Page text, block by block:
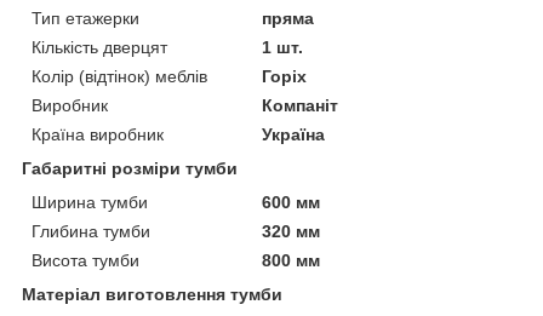
Тип етажерки
пряма
Кількість дверцят
1 шт.
Колір (відтінок) меблів
Горіх
Виробник
Компаніт
Країна виробник
Україна
Габаритні розміри тумби
Ширина тумби
600 мм
Глибина тумби
320 мм
Висота тумби
800 мм
Матеріал виготовлення тумби